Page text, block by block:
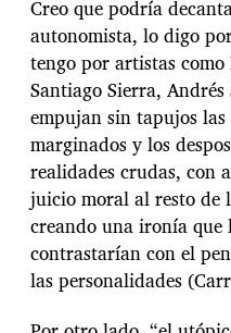
Creo que podría
autonomista, lo digo
tengo por artistas como
Santiago Sierra,
empujan sin tapujos
marginados y los
realidades crudas, con
juicio moral al resto de
creando una ironía que
contrastarían con el
las personalidades